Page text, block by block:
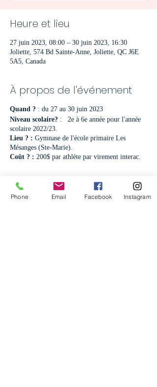
Heure et lieu
27 juin 2023, 08:00 – 30 juin 2023, 16:30
Joliette, 574 Bd Sainte-Anne, Joliette, QC J6E
5A5, Canada
À propos de l'événement
Quand ? : du 27 au 30 juin 2023
Niveau scolaire? : 2e à 6e année pour l'année
scolaire 2022/23.
Lieu ? : Gymnase de l'école primaire Les
Mésanges (Ste-Marie).
Coût ? : 200$ par athlète par virement interac.
Phone Email Facebook Instagram